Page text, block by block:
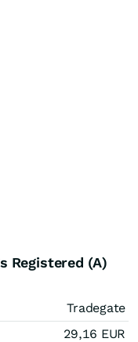
Registered (A)
Tradegate
29,16 EUR